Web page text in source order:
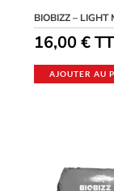
BIOBIZZ – LIGHT
16,00€
AJOUTER AU